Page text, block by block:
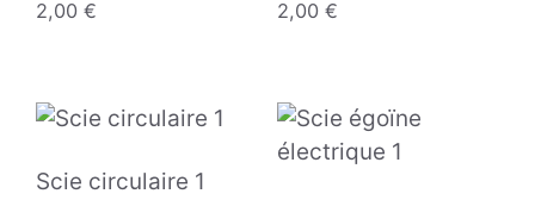
2,00 € 2,00 €
Scie circulaire 1